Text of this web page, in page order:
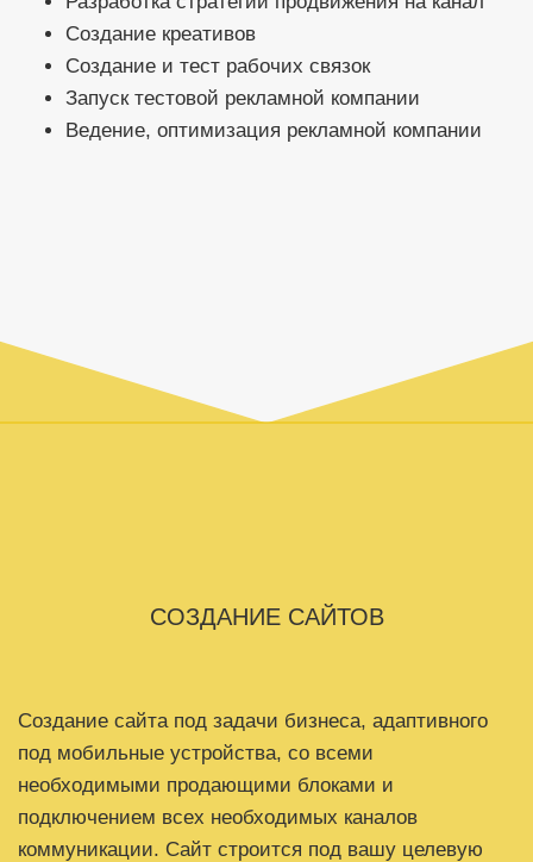
Создание креативов
Создание и тест рабочих связок
Запуск тестовой рекламной компании
Ведение, оптимизация рекламной компании
СОЗДАНИЕ САЙТОВ
Создание сайта под задачи бизнеса, адаптивного
под мобильные устройства, со всеми
необходимыми продающими блоками и
подключением всех необходимых каналов
коммуникации. Сайт строится под вашу целевую